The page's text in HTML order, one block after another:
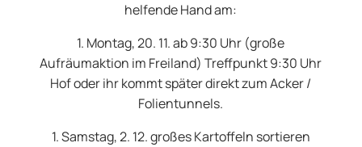
helfende Hand am:
1. Montag, 20. 11. ab 9:30 Uhr (große
Aufräumaktion im Freiland) Treffpunkt 9:30 Uhr
Hof oder ihr kommt später direkt zum Acker /
Folientunnels.
1. Samstag, 2. 12. großes Kartoffeln sortieren